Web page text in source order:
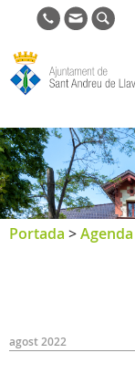
de Sant
Andreu
Portada >Agenda
agost 2022